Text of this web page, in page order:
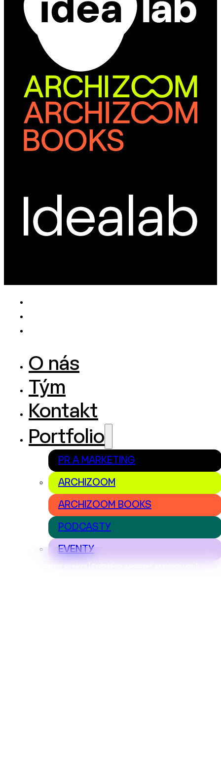
Nastavení cookies | Prohlášení o ochraně osobních údajů
O nás
Tým
Kontakt
Portfolio
PR A MARKETING
ARCHIZOOM
ARCHIZOOM BOOKS
PODCASTY
EVENTY